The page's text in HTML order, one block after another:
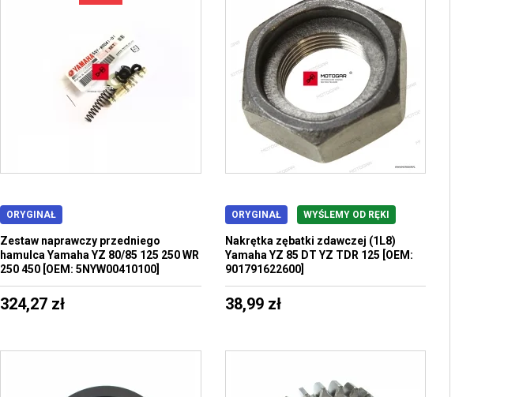
ORYGINAŁ
Zestaw naprawczy przedniego
hamulca Yamaha YZ 80/85 125 250 WR
250 450 [OEM: 5NYW00410100]
324,27 zł
ORYGINAŁ WYŚLEMY OD RĘKI
Nakrętka zębatki zdawczej (1L8)
Yamaha YZ 85 DT YZ TDR 125 [OEM:
901791622600]
38,99 zł